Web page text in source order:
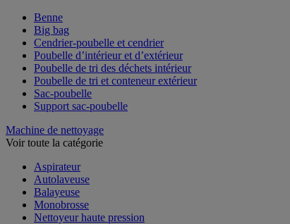
Benne
Big bag
Cendrier-poubelle et cendrier
Poubelle d’intérieur et d’extérieur
Poubelle de tri des déchets intérieur
Poubelle de tri et conteneur extérieur
Sac-poubelle
Support sac-poubelle
Machine de nettoyage
Voir toute la catégorie
Aspirateur
Autolaveuse
Balayeuse
Monobrosse
Nettoyeur haute pression